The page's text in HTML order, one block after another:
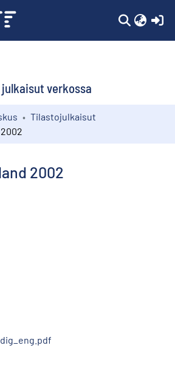
verkossa
Tilastojulkaisut
2002